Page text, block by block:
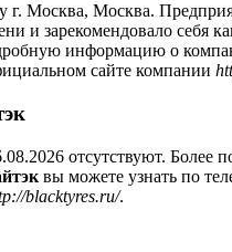
г. Москва, Москва.
и зарекомендовало себя
информацию о
сайте компании
отсутствуют.
вы можете узнать по
blacktyres.ru/.